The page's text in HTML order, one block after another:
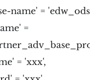
name' =
=
= 'xxx',